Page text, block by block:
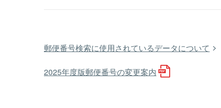
郵便番号検索に使用されているデータについて
2025年度版郵便番号の変更案内